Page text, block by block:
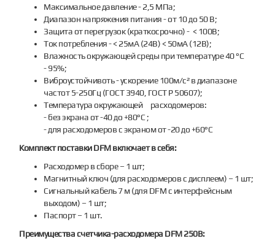
Максимальное давление - 2,5 МПа;
Диапазон напряжения питания - от 10 до 50 В;
Защита от перегрузок (краткосрочно) - < 100В;
Ток потребления - < 25мА (24В) < 50мА (12В);
Влажность окружающей среды при температуре 40 °С
- 95%;
Виброустойчивоть - ускорение 100м/с² в диапазоне
частот 5-250Гц (ГОСТ 3940, ГОСТ Р 50607);
Температура окружающей расходомеров:
- без экрана от -40 до +80°С ;
- для расходомеров с экраном от -20 до +60°С
Комплект поставки DFM включает в себя:
Расходомер в сборе – 1 шт;
Магнитный ключ (для расходомеров с дисплеем) – 1 шт;
Сигнальный кабель 7 м (для DFM с интерфейсным
выходом) – 1 шт;
Паспорт – 1 шт.
Преимущества счетчика-расходомера DFM 250В: